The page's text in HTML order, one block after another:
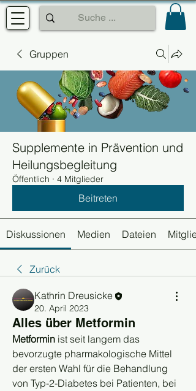
Gruppen
Supplemente in Prävention und
Heilungsbegleitung
Öffentlich · 4 Mitglieder
Beitreten
Diskussionen Medien Dateien
Zurück
Kathrin Dreusicke
20. April 2023
Alles über Metformin
Metformin ist seit langem das
bevorzugte pharmakologische Mittel
der ersten Wahl für die Behandlung
von Typ-2-Diabetes bei Patienten, bei